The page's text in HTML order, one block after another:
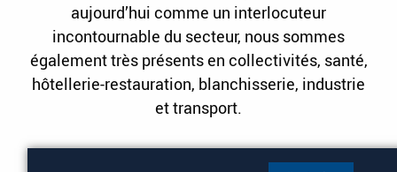
aujourd’hui comme un interlocuteur
incontournable du secteur, nous sommes
également très présents en collectivités, santé,
hôtellerie-restauration, blanchisserie, industrie
et transport.